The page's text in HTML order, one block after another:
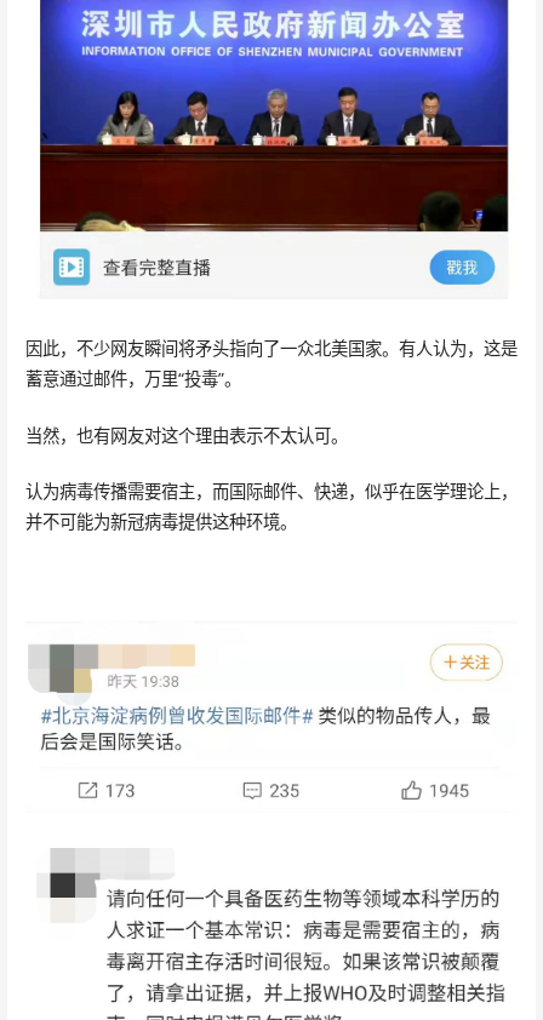
因此，不少网友瞬间将矛头指向了一众北美国家。有人认为，这是
蓄意通过邮件，万里“投毒”。
当然，也有网友对这个理由表示不太认可。
认为病毒传播需要宿主，而国际邮件、快递，似乎在医学理论上，
并不可能为新冠病毒提供这种环境。